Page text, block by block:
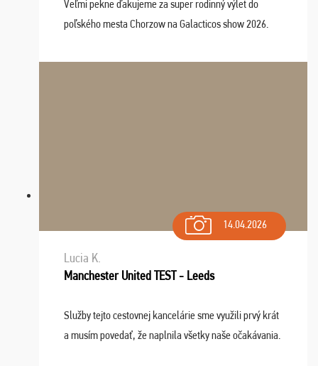
Veľmi pekne ďakujeme za super rodinný výlet do
poľského mesta Chorzow na Galacticos show 2026.
Navštívili sme aj zábavný park Legendia, previe ...
14.04.2026
Lucia K.
Manchester United TEST - Leeds
Služby tejto cestovnej kancelárie sme využili prvý krát
a musím povedať, že naplnila všetky naše očakávania.